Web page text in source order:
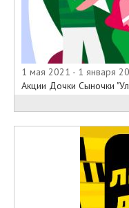
1 мая 2021 - 1 января
Акции Дочки Сыночки